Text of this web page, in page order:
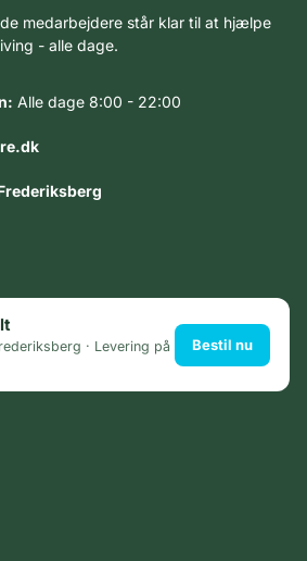
medarbejdere står klar til at hjælpe
- alle dage.
Alle dage 8:00 - 22:00
· Levering på
Bestil nu